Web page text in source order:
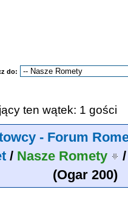
do:
ten wątek: 1 gości
- Forum
/ Nasze Romety
(Ogar 200)